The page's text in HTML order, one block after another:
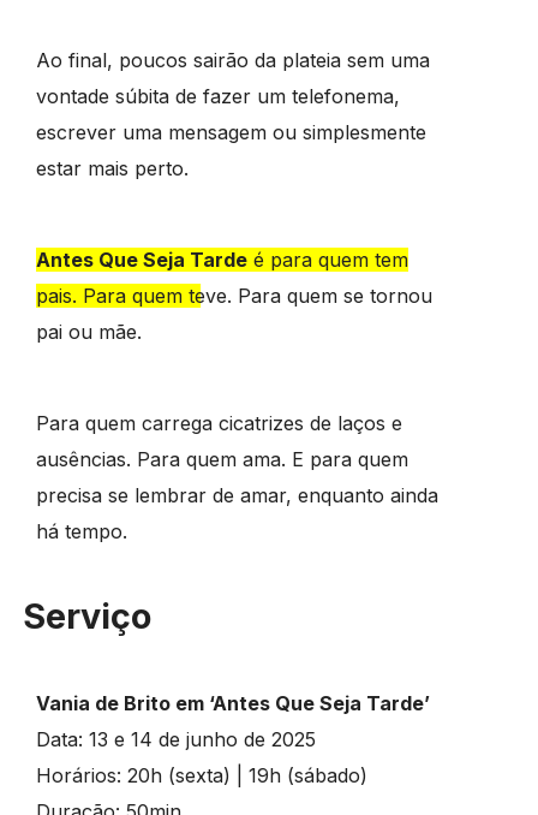
Ao final, poucos sairão da plateia sem uma
vontade súbita de fazer um telefonema,
escrever uma mensagem ou simplesmente
estar mais perto.
Antes Que Seja Tardeé para quem tem
pais. Para quem teve. Para quem se tornou
pai ou mãe.
Para quem carrega cicatrizes de laços e
ausências. Para quem ama. E para quem
precisa se lembrar de amar, enquanto ainda
há tempo.
Serviço
Vania de Brito em ‘Antes Que Seja Tarde’
Data: 13 e 14 de junho de 2025
Horários: 20h (sexta) | 19h (sábado)